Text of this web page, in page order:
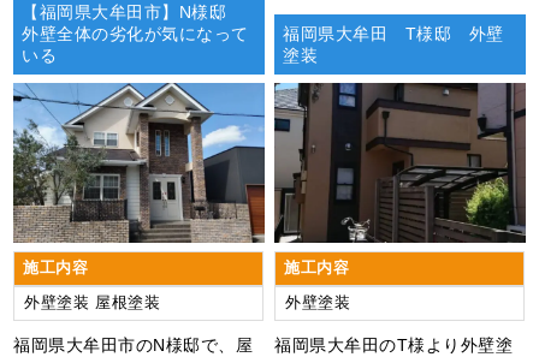
【福岡県大牟田市】N様邸
外壁全体の劣化が気になって
いる
施工内容
外壁塗装 屋根塗装
福岡県大牟田市のN様邸で、屋
福岡県大牟田 T様邸 外壁
塗装
施工内容
外壁塗装
福岡県大牟田のT様より外壁塗